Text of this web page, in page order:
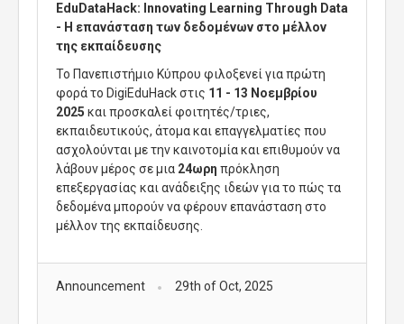
EduDataHack: Innovating Learning Through Data
- Η επανάσταση των δεδομένων στο μέλλον
της εκπαίδευσης
Το Πανεπιστήμιο Κύπρου φιλοξενεί για πρώτη
φορά το DigiEduHackστις 11 - 13 Νοεμβρίου
2025 και προσκαλεί φοιτητές/τριες,
εκπαιδευτικούς, άτομα και επαγγελματίες που
ασχολούνται με την καινοτομία και επιθυμούν να
λάβουν μέρος σε μια 24ωρη πρόκληση
επεξεργασίας και ανάδειξης ιδεών για το πώς τα
δεδομένα μπορούν να φέρουν επανάσταση στο
μέλλον της εκπαίδευσης.
Announcement 29th of Oct, 2025